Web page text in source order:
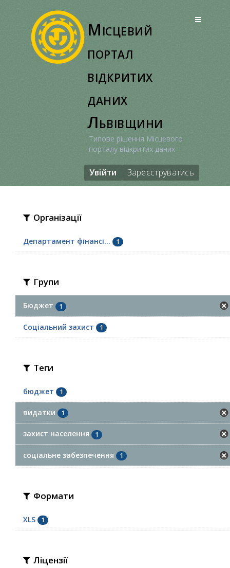
Місцевий
портал
відкритих
даних
Львівщини
Типове рішення Місцевого
порталу відкритих даних
Увійти Зареєструватись
Організації
Департамент фінансі... 1
Групи
Бюджет 1
Соціальний захист 1
Теги
бюджет 1
видатки 1
захист населення 1
соціальне забезпечення 1
Формати
XLS 1
Ліцензії